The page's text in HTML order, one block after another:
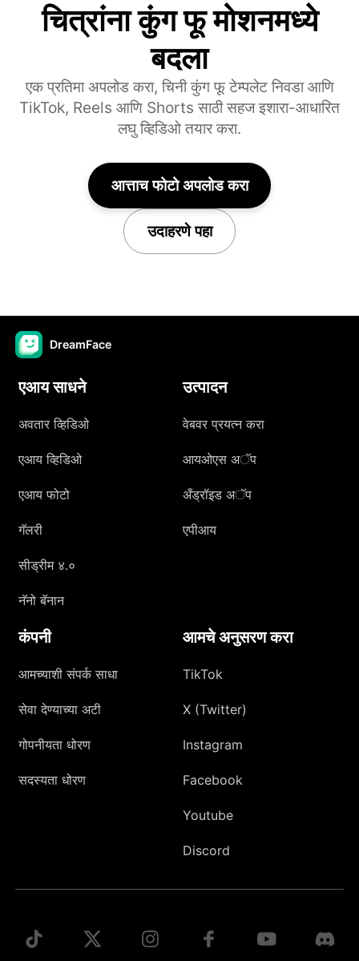
चित्रांना कुंग फू मोशनमध्ये
बदला
एक प्रतिमा अपलोड करा, चिनी कुंग फू टेम्पलेट निवडा आणि
TikTok, Reels आणि Shorts साठी सहज इशारा-आधारित
लघु व्हिडिओ तयार करा.
आत्ताच फोटो अपलोड करा
उदाहरणे पहा
DreamFace
एआय साधने
अवतार व्हिडिओ
एआय व्हिडिओ
एआय फोटो
गॅलरी
सीड्रीम ४.०
नॅनो बॅनान
उत्पादन
वेबवर प्रयत्न करा
आयओएस अॅप
अँड्रॉइड अॅप
एपीआय
कंपनी
आमच्याशी संपर्क साधा
सेवा देण्याच्या अटी
गोपनीयता धोरण
सदस्यता धोरण
आमचे अनुसरण करा
TikTok
X (Twitter)
Instagram
Facebook
Youtube
Discord